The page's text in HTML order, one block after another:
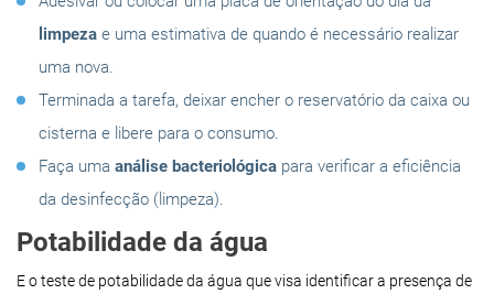
limpeza e uma estimativa de quando é necessário realizar
uma nova.
Terminada a tarefa, deixar encher o reservatório da caixa ou
cisterna e libere para o consumo.
Faça uma análise bacteriológica para verificar a eficiência
da desinfecção (limpeza).
Potabilidade da água
E o teste de potabilidade da água que visa identificar a presença de